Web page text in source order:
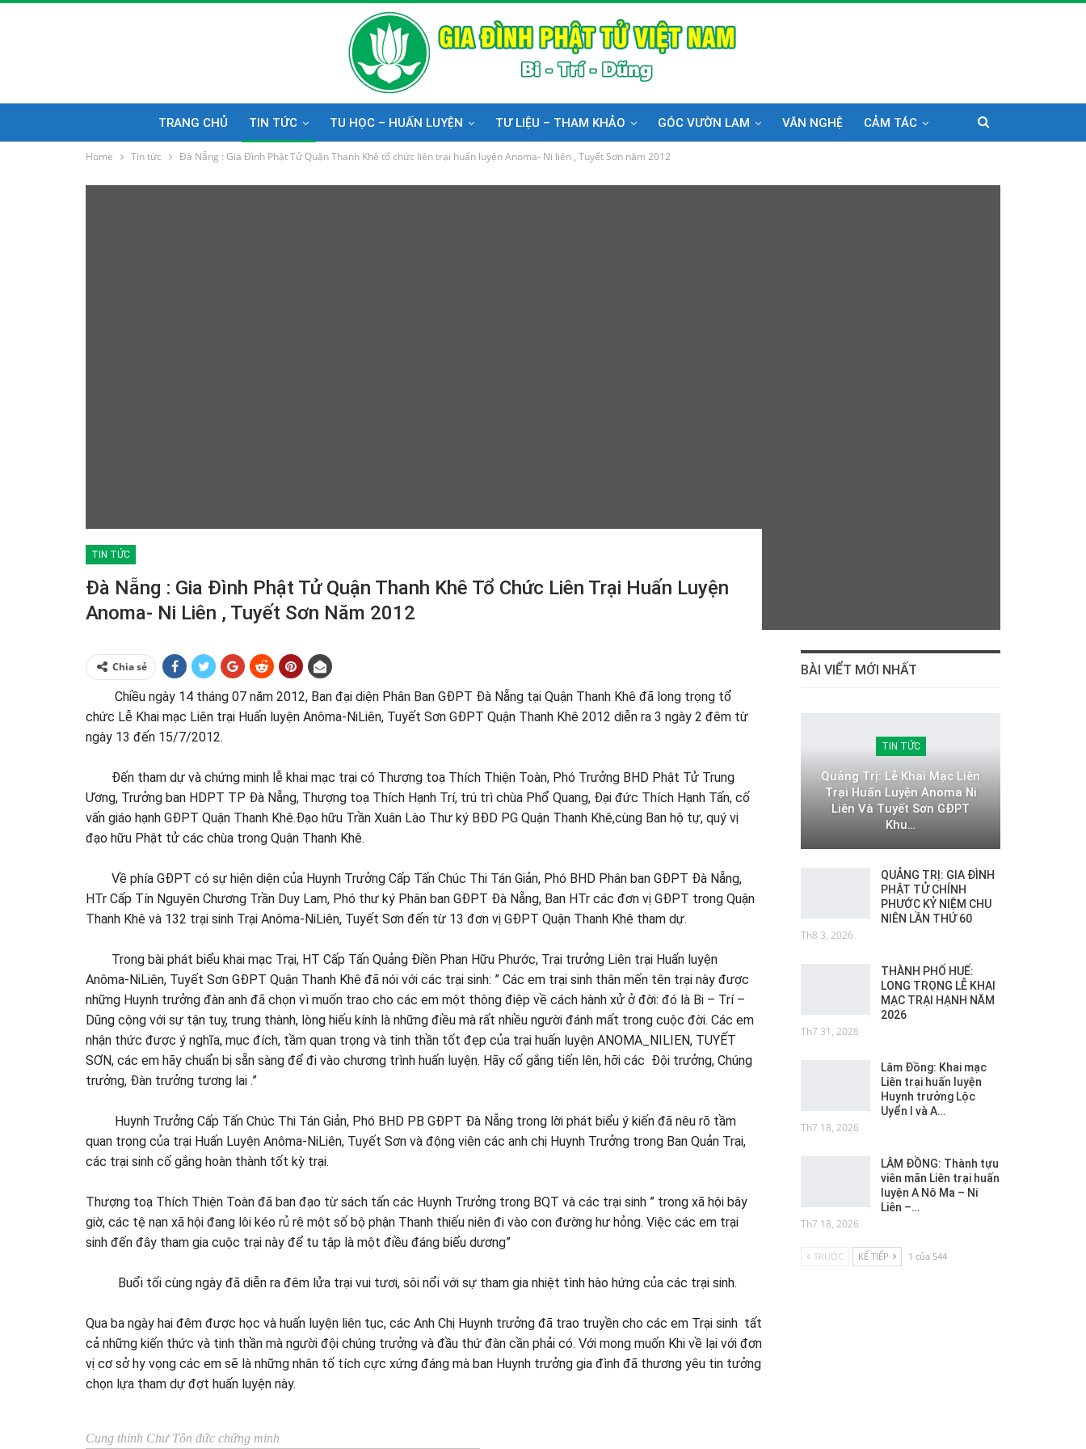
TRANG CHỦ TIN TỨC TU HỌC – HUẤN LUYỆN TƯ LIỆU – THAM KHẢO GÓC VƯỜN LAM VĂN NGHỆ CẢM TÁC
Home Tin tức Đà Nẵng : Gia Đình Phật Tử Quận Thanh Khê tổ chức liên trại huấn luyện Anoma- Ni liên , Tuyết Sơn năm 2012
TIN TỨC
Đà Nẵng : Gia Đình Phật Tử Quận Thanh Khê Tổ Chức Liên Trại Huấn Luyện
Anoma- Ni Liên , Tuyết Sơn Năm 2012
Chia sẻ
Chiều ngày 14 tháng 07 năm 2012, Ban đại diện Phân Ban GĐPT Đà Nẵng tại Quận Thanh Khê đã long trọng tổ
chức Lễ Khai mạc Liên trại Huấn luyện Anôma-NiLiên, Tuyết Sơn GĐPT Quận Thanh Khê 2012 diễn ra 3 ngày 2 đêm từ
ngày 13 đến 15/7/2012.
Đến tham dự và chứng minh lễ khai mạc trại có Thượng toạ Thích Thiện Toàn, Phó Trưởng BHD Phật Tử Trung
Ương, Trưởng ban HDPT TP Đà Nẵng, Thượng toạ Thích Hạnh Trí, trú trì chùa Phổ Quang, Đại đức Thích Hạnh Tấn, cố
vấn giáo hạnh GĐPT Quận Thanh Khê.Đạo hữu Trần Xuân Lào Thư ký BĐD PG Quận Thanh Khê,cùng Ban hộ tự, quý vị
đạo hữu Phật tử các chùa trong Quận Thanh Khê.
Về phía GĐPT có sự hiện diện của Huynh Trưởng Cấp Tấn Chúc Thi Tán Giản, Phó BHD Phân ban GĐPT Đà Nẵng,
HTr Cấp Tín Nguyên Chương Trần Duy Lam, Phó thư ký Phân ban GĐPT Đà Nẵng, Ban HTr các đơn vị GĐPT trong Quận
Thanh Khê và 132 trại sinh Trại Anôma-NiLiên, Tuyết Sơn đến từ 13 đơn vị GĐPT Quận Thanh Khê tham dự.
Trong bài phát biểu khai mạc Trại, HT Cấp Tấn Quảng Điền Phan Hữu Phước, Trại trưởng Liên trại Huấn luyện
Anôma-NiLiên, Tuyết Sơn GĐPT Quận Thanh Khê đã nói với các trại sinh: ” Các em trại sinh thân mến tên trại này được
những Huynh trưởng đàn anh đã chọn vì muốn trao cho các em một thông điệp về cách hành xử ở đời: đó là Bi – Trí –
Dũng cộng với sự tận tuỵ, trung thành, lòng hiếu kính là những điều mà rất nhiều người đánh mất trong cuộc đời. Các em
nhận thức được ý nghĩa, mục đích, tầm quan trọng và tinh thần tốt đẹp của trại huấn luyện ANOMA_NILIEN, TUYẾT
SƠN, các em hãy chuẩn bị sẵn sàng để đi vào chương trình huấn luyện. Hãy cố gắng tiến lên, hỡi các Đội trưởng, Chúng
trưởng, Đàn trưởng tương lai .”
Huynh Trưởng Cấp Tấn Chúc Thi Tán Giản, Phó BHD PB GĐPT Đà Nẵng trong lời phát biểu ý kiến đã nêu rõ tầm
quan trọng của trại Huấn Luyện Anôma-NiLiên, Tuyết Sơn và động viên các anh chị Huynh Trưởng trong Ban Quản Trại,
các trại sinh cố gắng hoàn thành tốt kỳ trại.
Thượng toạ Thích Thiện Toàn đã ban đạo từ sách tấn các Huynh Trưởng trong BQT và các trại sinh ” trong xã hội bây
giờ, các tệ nạn xã hội đang lôi kéo rủ rê một số bộ phận Thanh thiếu niên đi vào con đường hư hỏng. Việc các em trại
sinh đến đây tham gia cuộc trại này để tu tập là một điều đáng biểu dương”
Buổi tối cùng ngày đã diễn ra đêm lửa trại vui tươi, sôi nổi với sự tham gia nhiệt tình hào hứng của các trại sinh.
Qua ba ngày hai đêm được học và huấn luyện liên tục, các Anh Chị Huynh trưởng đã trao truyền cho các em Trại sinh tất
cả những kiến thức và tinh thần mà người đội chúng trưởng và đầu thứ đàn cần phải có. Với mong muốn Khi về lại với đơn
vị cơ sở hy vọng các em sẽ là những nhân tố tích cực xứng đáng mà ban Huynh trưởng gia đình đã thương yêu tin tưởng
chọn lựa tham dự đợt huấn luyện này.
Cung thỉnh Chư Tôn đức chứng minh
BÀI VIỂT MỚI NHẤT
TIN TỨC
Quảng Trị: Lễ Khai Mạc Liên
Trại Huấn Luyện Anoma Ni
Liên Và Tuyết Sơn GĐPT
Khu…
QUẢNG TRỊ: GIA ĐÌNH
PHẬT TỬ CHÍNH
PHƯỚC KỶ NIỆM CHU
NIÊN LẦN THỨ 60
Th8 3, 2026
THÀNH PHỐ HUẾ:
LONG TRỌNG LỄ KHAI
MẠC TRẠI HẠNH NĂM
2026
Th7 31, 2026
Lâm Đồng: Khai mạc
Liên trại huấn luyện
Huynh trưởng Lộc
Uyển I và A…
Th7 18, 2026
LÂM ĐỒNG: Thành tựu
viên mãn Liên trại huấn
luyện A Nô Ma – Ni
Liên –…
Th7 18, 2026
TRƯỚC KẾ TIẾP 1 của 544